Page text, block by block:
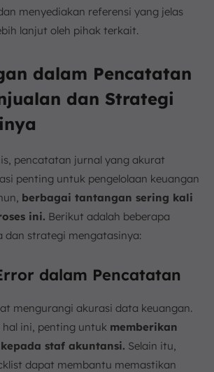
menyediakan referensi yang jelas
lanjut oleh pihak terkait.
dalam Pencatatan
dan Strategi
pencatatan jurnal yang akurat
penting untuk pengelolaan keuangan
berbagai tantangan sering kali
ini. Berikut adalah beberapa
strategi mengatasinya:
dalam Pencatatan
mengurangi akurasi data keuangan.
ini, penting untuk memberikan
staf akuntansi. Selain itu,
dapat membantu memastikan